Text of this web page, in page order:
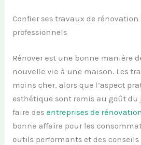
Confier ses travaux de rénovation
professionnels
Rénover est une bonne manière
nouvelle vie à une maison. Les
moins cher, alors que l’aspect
esthétique sont remis au goût du
faire desentreprises de rénovation
bonne affaire pour les
outils performants et des conseils